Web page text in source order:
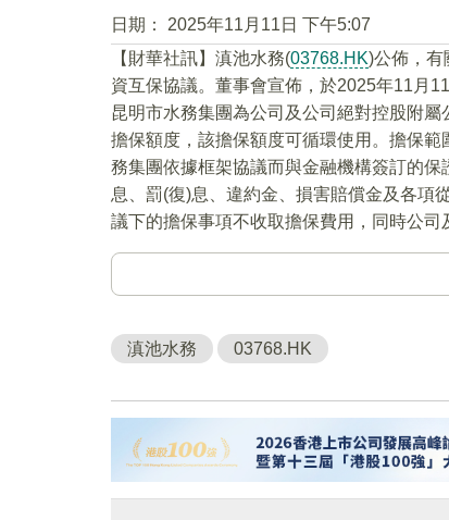
日期：
2025年11月11日 下午5:07
【財華社訊】滇池水務(03768.HK)公佈，有
資互保協議。董事會宣佈，於2025年11月
昆明市水務集團為公司及公司絕對控股附
擔保額度，該擔保額度可循環使用。擔保
務集團依據框架協議而與金融機構簽訂的
息、罰(復)息、違約金、損害賠償金及各項
議下的擔保事項不收取擔保費用，同時公司
滇池水務 03768.HK